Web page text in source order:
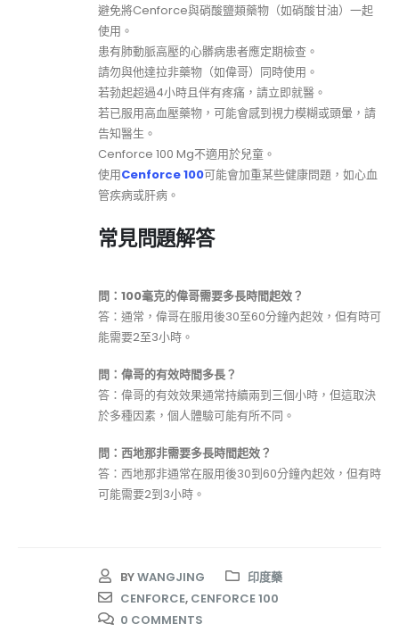
避免將Cenforce與硝酸鹽類藥物（如硝酸甘油）一起
使用。
患有肺動脈高壓的心髒病患者應定期檢查。
請勿與他達拉非藥物（如偉哥）同時使用。
若勃起超過4小時且伴有疼痛，請立即就醫。
若已服用高血壓藥物，可能會感到視力模糊或頭暈，請
告知醫生。
Cenforce 100 Mg不適用於兒童。
使用Cenforce 100可能會加重某些健康問題，如心血
管疾病或肝病。
常見問題解答
問：100毫克的偉哥需要多長時間起效？
答：通常，偉哥在服用後30至60分鐘內起效，但有時可
能需要2至3小時。
問：偉哥的有效時間多長？
答：偉哥的有效效果通常持續兩到三個小時，但這取決
於多種因素，個人體驗可能有所不同。
問：西地那非需要多長時間起效？
答：西地那非通常在服用後30到60分鐘內起效，但有時
可能需要2到3小時。
BYWANGJING
印度藥
CENFORCE, CENFORCE 100
0 COMMENTS